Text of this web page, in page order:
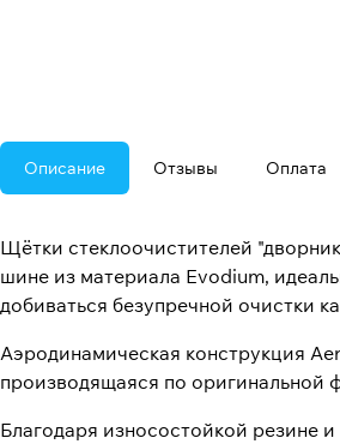
Описание Отзывы Оплата
Щётки стеклоочистителей
шине из материала Evodium,
добиваться безупречной очистки
Аэродинамическая конструкция
производящаяся по оригинальной
Благодаря износостойкой резине